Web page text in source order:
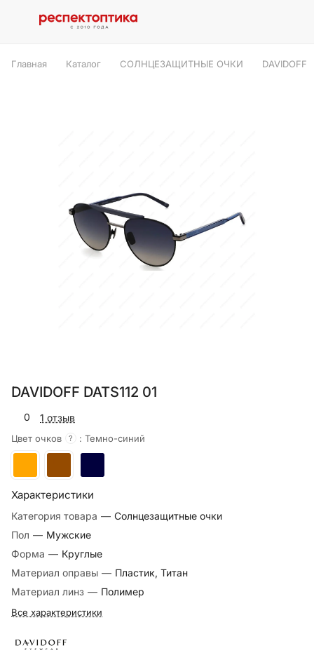
Главная Каталог СОЛНЦЕЗАЩИТНЫЕ ОЧКИ DAVIDOFF
DAVIDOFF DATS112 01
0 1 отзыв
Цвет очков ? : Темно-синий
Характеристики
Категория товара — Солнцезащитные очки
Пол — Мужские
Форма — Круглые
Материал оправы — Пластик, Титан
Материал линз — Полимер
Все характеристики